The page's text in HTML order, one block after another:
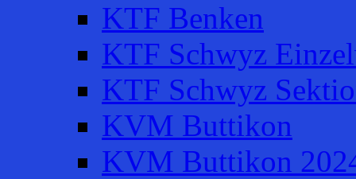
KTF Benken
KTF Schwyz
KTF Schwyz
KVM Buttikon
KVM Buttikon